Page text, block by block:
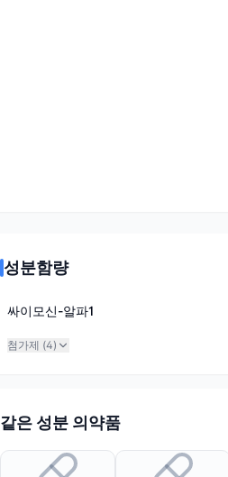
성분함량
싸이모신-알파1
첨가제 (4)
같은 성분 의약품